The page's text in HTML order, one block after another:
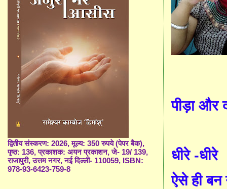
पीड़ा और
धीरे -धीरे
ऐसे ही
द्वितीय संस्करण: 2026, मूल्य: 350 रुपये (पेपर बैक),
पृष्ठ: 136, प्रकाशक: अयन प्रकाशन, जे- 19/ 139,
राजापुरी, उत्तम नगर, नई दिल्ली- 110059, ISBN:
978-93-6423-759-8